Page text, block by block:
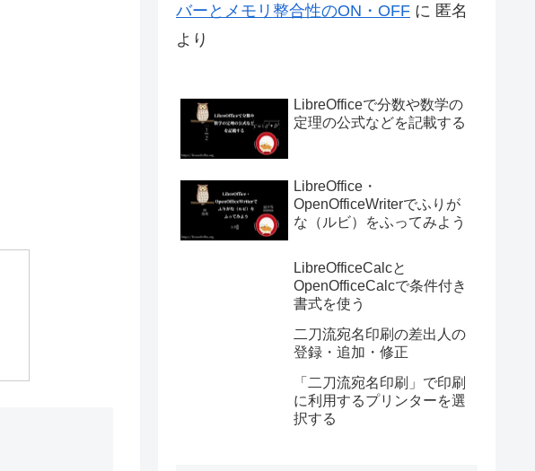
バーとメモリ整合性のON・OFF に 匿名
より
LibreOfficeで分数や数学の
定理の公式などを記載する
LibreOffice・
OpenOfficeWriterでふりが
な（ルビ）をふってみよう
LibreOfficeCalcと
OpenOfficeCalcで条件付き
書式を使う
二刀流宛名印刷の差出人の
登録・追加・修正
「二刀流宛名印刷」で印刷
に利用するプリンターを選
択する